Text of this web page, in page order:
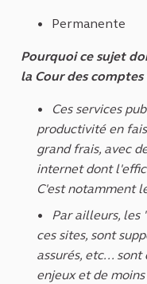
Permanente
Pourquoi ce sujet
la Cour des comptes
Ces services
productivité en
grand frais, avec
internet dont
C'est notamment
Par ailleurs, les
ces sites, sont
assurés, etc...
enjeux et de